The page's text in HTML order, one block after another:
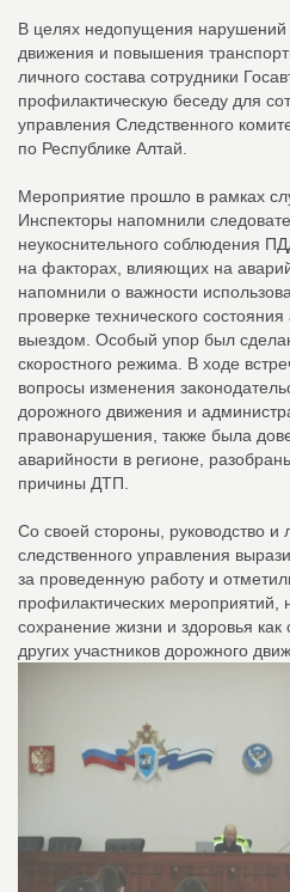
В целях недопущения
движения и повышения
личного состава сотрудники
профилактическую беседу для
управления Следственного
по Республике Алтай.
Мероприятие прошло в рамках
Инспекторы напомнили
неукоснительного соблюдения
на факторах, влияющих на
напомнили о важности
проверке технического
выездом. Особый упор был
скоростного режима. В ходе
вопросы изменения
дорожного движения и
правонарушения, также была
аварийности в регионе,
причины ДТП.
Со своей стороны, руководство и
следственного управления
за проведенную работу и
профилактических мероприятий,
сохранение жизни и здоровья как
других участников дорожного